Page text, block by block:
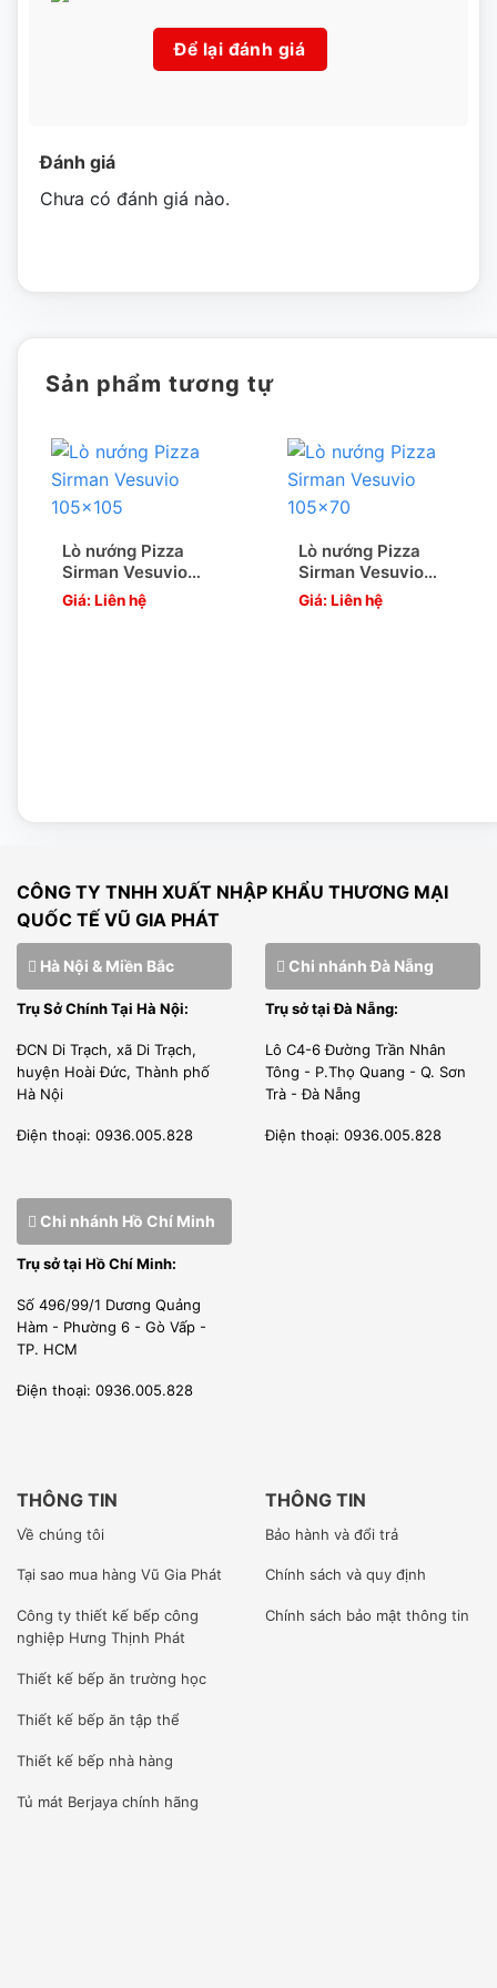
Thông số kỹ thuật lò nướng Rostie dùng gas
LƯU Ý KHI SỬ DỤNG LÒ NƯỚNG ROSTIE DÙNG
tuổi thọ của lò nướng.
Để lại đánh giá
Đánh giá
Chưa có đánh giá nào.
Sản phẩm tương tự
Lò nướng Pizza
Sirman Vesuvio
105×105
Giá: Liên hệ
Lò nướng Pizza
Sirman Vesuvio
105×70
Giá: Liên hệ
CÔNG TY TNHH XUẤT NHẬP KHẨU THƯƠNG MẠI
QUỐC TẾ VŨ GIA PHÁT
Hà Nội & Miền Bắc
Trụ Sở Chính Tại Hà Nội:
ĐCN Di Trạch, xã Di Trạch,
huyện Hoài Đức, Thành phố
Hà Nội
Điện thoại: 0936.005.828
Chi nhánh Đà Nẵng
Trụ sở tại Đà Nẵng:
Lô C4-6 Đường Trần Nhân
Tông - P.Thọ Quang - Q. Sơn
Trà - Đà Nẵng
Điện thoại: 0936.005.828
Chi nhánh Hồ Chí Minh
Trụ sở tại Hồ Chí Minh:
Số 496/99/1 Dương Quảng
Hàm - Phường 6 - Gò Vấp -
TP. HCM
Điện thoại: 0936.005.828
THÔNG TIN
Về chúng tôi
Tại sao mua hàng Vũ Gia Phát
Công ty thiết kế bếp công
nghiệp Hưng Thịnh Phát
Thiết kế bếp ăn trường học
Thiết kế bếp ăn tập thể
Thiết kế bếp nhà hàng
Tủ mát Berjaya chính hãng
THÔNG TIN
Bảo hành và đổi trả
Chính sách và quy định
Chính sách bảo mật thông tin